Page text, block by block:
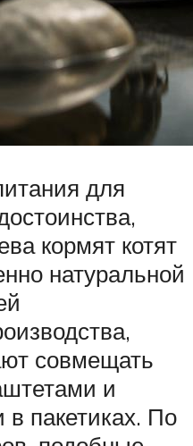
для
кормят котят
натуральной
совмещать
и
в пакетиках. По